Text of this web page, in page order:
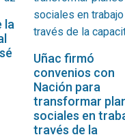
la
Uñac firmó
convenios con
Nación para
transformar
sociales en
través de la